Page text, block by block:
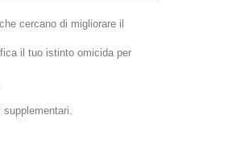
cercano di migliorare il
il tuo istinto omicida per